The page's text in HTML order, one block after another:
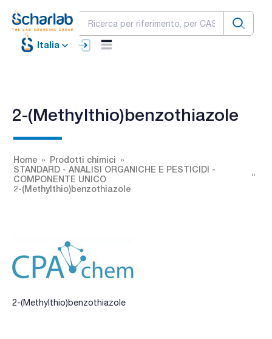
Italia
2-(Methylthio)benzothiazole
Home
Prodotti chimici
STANDARD - ANALISI ORGANICHE E PESTICIDI -
COMPONENTE UNICO
2-(Methylthio)benzothiazole
2-(Methylthio)benzothiazole